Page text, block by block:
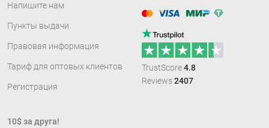
Напишите нам
Пункты выдачи
Правовая информация
Тариф для оптовых клиентов
Регистрация
10$ за друга!
Совместимо с платёжными
Рейтинг: 88%
TrustScore4.8
Reviews2407